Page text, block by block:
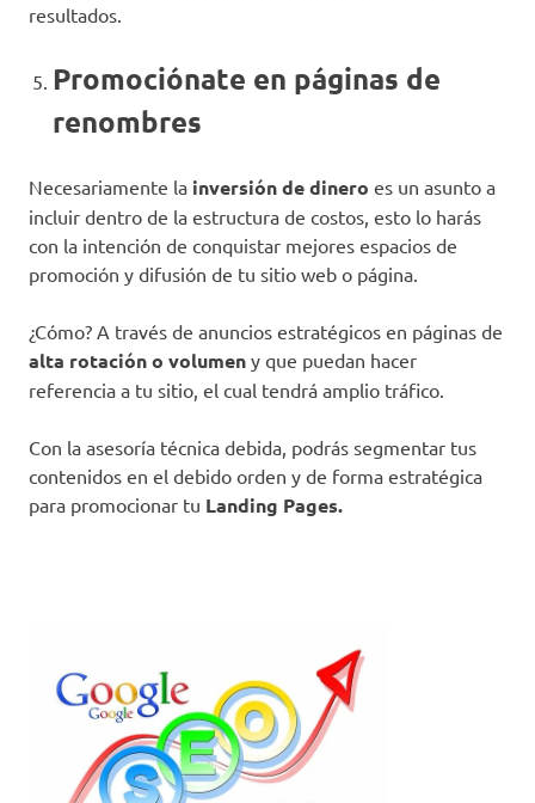
resultados.
Promociónate en páginas de
renombres
Necesariamente la inversión de dinero es un asunto a
incluir dentro de la estructura de costos, esto lo harás
con la intención de conquistar mejores espacios de
promoción y difusión de tu sitio web o página.
¿Cómo? A través de anuncios estratégicos en páginas de
alta rotación o volumen y que puedan hacer
referencia a tu sitio, el cual tendrá amplio tráfico.
Con la asesoría técnica debida, podrás segmentar tus
contenidos en el debido orden y de forma estratégica
para promocionar tu Landing Pages.